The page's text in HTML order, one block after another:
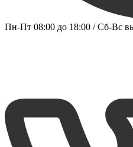
Пн-Пт 08:00 до 18:00 / Сб-Вс